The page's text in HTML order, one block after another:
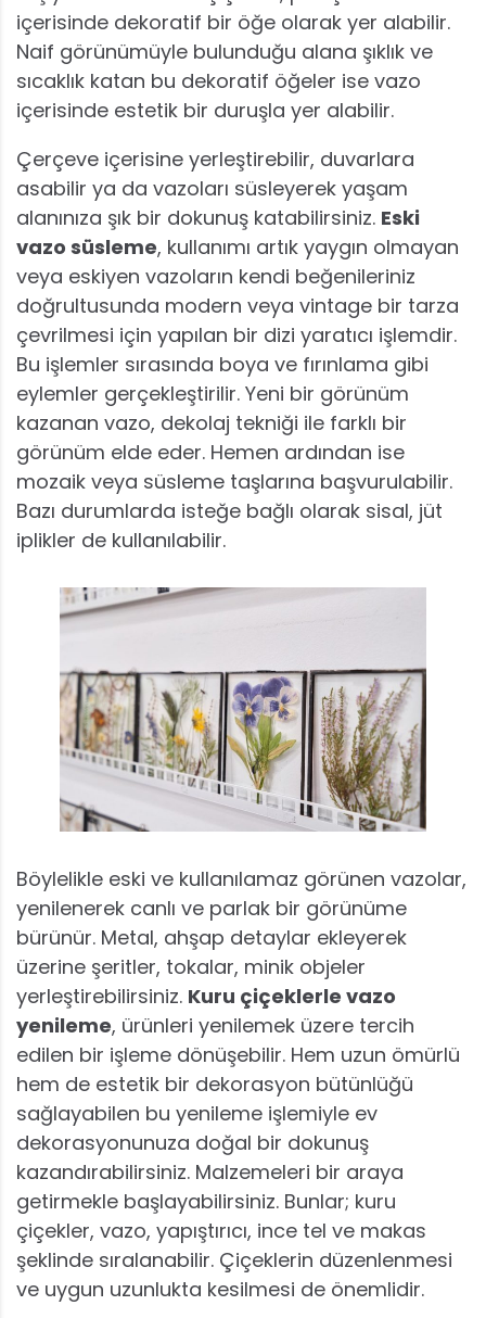
içerisinde dekoratif bir öğe olarak yer alabilir.
Naif görünümüyle bulunduğu alana şıklık ve
sıcaklık katan bu dekoratif öğeler ise vazo
içerisinde estetik bir duruşla yer alabilir.
Çerçeve içerisine yerleştirebilir, duvarlara
asabilir ya da vazoları süsleyerek yaşam
alanınıza şık bir dokunuş katabilirsiniz. Eski
vazo süsleme, kullanımı artık yaygın olmayan
veya eskiyen vazoların kendi beğenileriniz
doğrultusunda modern veya vintage bir tarza
çevrilmesi için yapılan bir dizi yaratıcı işlemdir.
Bu işlemler sırasında boya ve fırınlama gibi
eylemler gerçekleştirilir. Yeni bir görünüm
kazanan vazo, dekolaj tekniği ile farklı bir
görünüm elde eder. Hemen ardından ise
mozaik veya süsleme taşlarına başvurulabilir.
Bazı durumlarda isteğe bağlı olarak sisal, jüt
iplikler de kullanılabilir.
Böylelikle eski ve kullanılamaz görünen vazolar,
yenilenerek canlı ve parlak bir görünüme
bürünür. Metal, ahşap detaylar ekleyerek
üzerine şeritler, tokalar, minik objeler
yerleştirebilirsiniz. Kuru çiçeklerle vazo
yenileme, ürünleri yenilemek üzere tercih
edilen bir işleme dönüşebilir. Hem uzun ömürlü
hem de estetik bir dekorasyon bütünlüğü
sağlayabilen bu yenileme işlemiyle ev
dekorasyonunuza doğal bir dokunuş
kazandırabilirsiniz. Malzemeleri bir araya
getirmekle başlayabilirsiniz. Bunlar; kuru
çiçekler, vazo, yapıştırıcı, ince tel ve makas
şeklinde sıralanabilir. Çiçeklerin düzenlenmesi
ve uygun uzunlukta kesilmesi de önemlidir.